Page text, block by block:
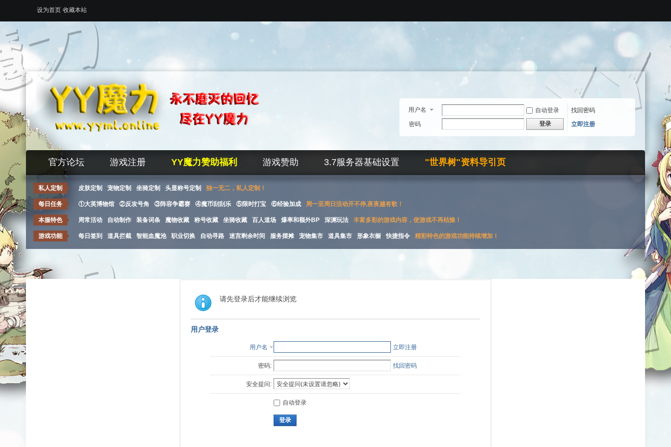
设为首页 收藏本站
用户名 自动登录
找回密码
密码
登录 立即注册
官方论坛 游戏注册 YY魔力赞助福利 游戏赞助 3.7服务器基础设置 "世界树"资料导引页
私人定制 皮肤定制 宠物定制 坐骑定制 头显称号定制 独一无二，私人定制！
每日任务 ①大英博物馆 ②反攻号角 ③阵容争霸赛 ④魔币刮刮乐 ⑤限时打宝 ⑥经验加成 周一至周日活动开不停,夜夜越有歌！
本服特色 周常活动 自动制作 装备词条 魔物收藏 称号收藏 坐骑收藏 百人道场 爆率和额外BP 深渊玩法 丰富多彩的游戏内容，使游戏不再枯燥！
游戏功能 每日签到 道具拦截 智能血魔池 职业切换 自动寻路 迷宫剩余时间 服务摆摊 宠物集市 道具集市 形象衣橱 快捷指令 精彩特色的游戏功能持续增加！
请先登录后才能继续浏览
用户登录
用户名 立即注册
密码: 找回密码
安全提问:
自动登录
登录